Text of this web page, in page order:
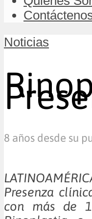
Noticias
8 años desde su
Presenza
con más de